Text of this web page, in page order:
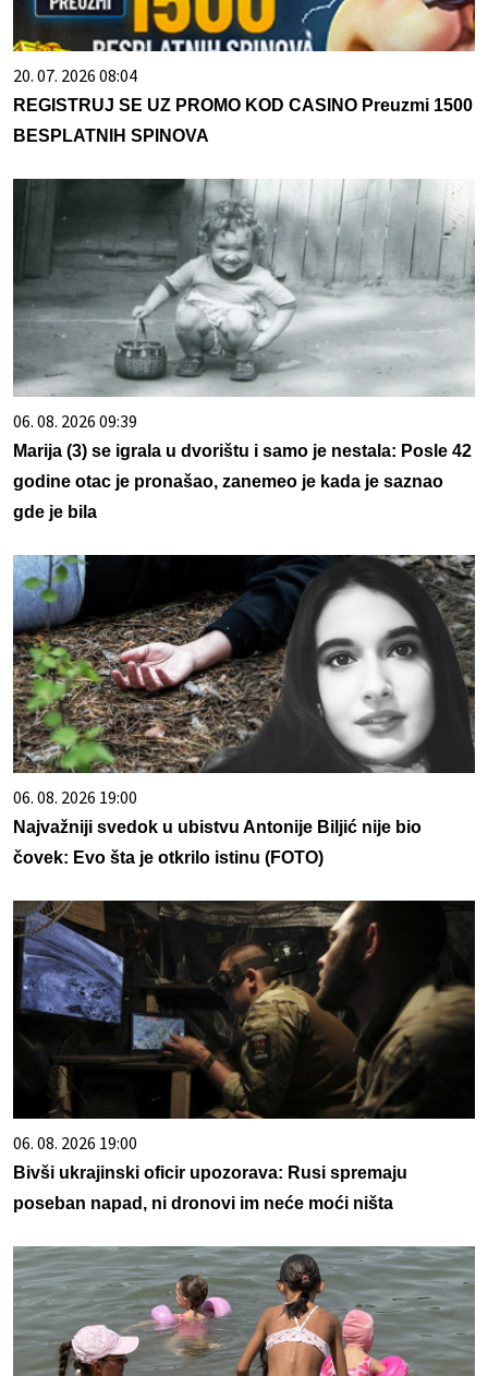
20. 07. 2026 08:04
REGISTRUJ SE UZ PROMO KOD CASINO Preuzmi 1500
BESPLATNIH SPINOVA
06. 08. 2026 09:39
Marija (3) se igrala u dvorištu i samo je nestala: Posle 42
godine otac je pronašao, zanemeo je kada je saznao
gde je bila
06. 08. 2026 19:00
Najvažniji svedok u ubistvu Antonije Biljić nije bio
čovek: Evo šta je otkrilo istinu (FOTO)
06. 08. 2026 19:00
Bivši ukrajinski oficir upozorava: Rusi spremaju
poseban napad, ni dronovi im neće moći ništa